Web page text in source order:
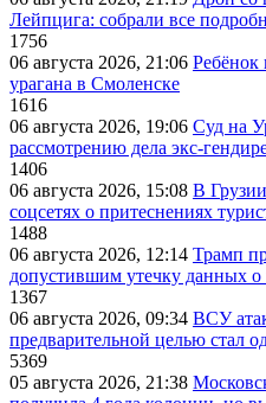
Лейпцига: собрали все
1756
06 августа 2026, 21:06
урагана в Смоленске
1616
06 августа 2026, 19:06 Суд на
рассмотрению дела экс-
1406
06 августа 2026, 15:08 В
соцсетях о притеснениях
1488
06 августа 2026, 12:14 Трамп
допустившим утечку данных
1367
06 августа 2026, 09:34 ВСУ
предварительной целью стал
5369
05 августа 2026, 21:38